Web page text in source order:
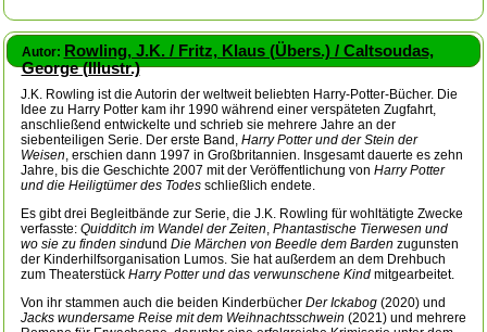
Autor: Rowling, J.K. / Fritz, Klaus (Übers.) / Caltsoudas,
George (Illustr.)
J.K. Rowling ist die Autorin der weltweit beliebten Harry-Potter-Bücher. Die
Idee zu Harry Potter kam ihr 1990 während einer verspäteten Zugfahrt,
anschließend entwickelte und schrieb sie mehrere Jahre an der
siebenteiligen Serie. Der erste Band, Harry Potter und der Stein der
Weisen, erschien dann 1997 in Großbritannien. Insgesamt dauerte es zehn
Jahre, bis die Geschichte 2007 mit der Veröffentlichung von Harry Potter
und die Heiligtümer des Todesschließlich endete.
Es gibt drei Begleitbände zur Serie, die J.K. Rowling für wohltätigte Zwecke
verfasste: Quidditch im Wandel der Zeiten, Phantastische Tierwesen und
wo sie zu finden sindund Die Märchen von Beedle dem Barden zugunsten
der Kinderhilfsorganisation Lumos. Sie hat außerdem an dem Drehbuch
zum Theaterstück Harry Potter und das verwunschene Kindmitgearbeitet.
Von ihr stammen auch die beiden Kinderbücher Der Ickabog(2020) und
Jacks wundersame Reise mit dem Weihnachtsschwein (2021) und mehrere